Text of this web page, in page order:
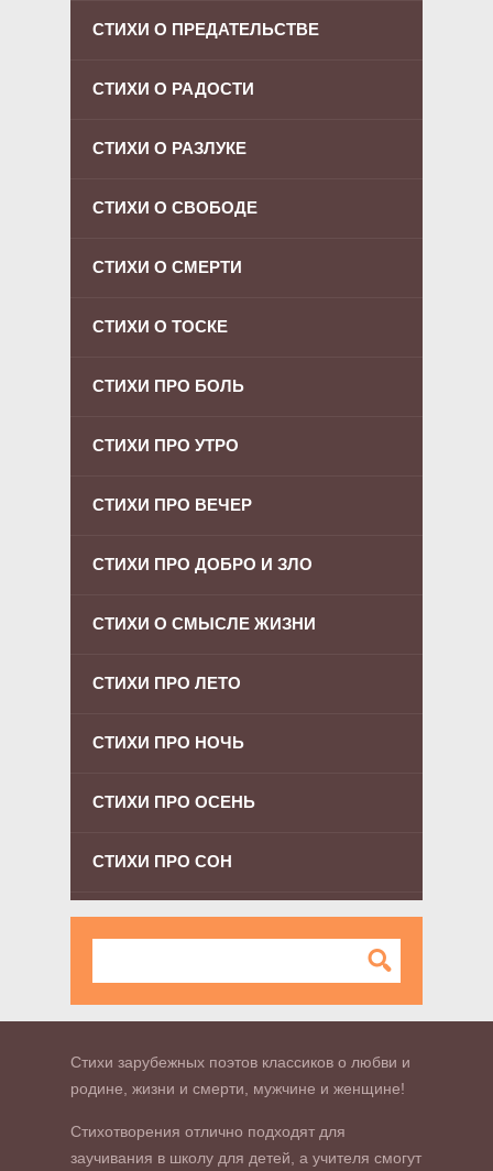
СТИХИ О ПРЕДАТЕЛЬСТВЕ
СТИХИ О РАДОСТИ
СТИХИ О РАЗЛУКЕ
СТИХИ О СВОБОДЕ
СТИХИ О СМЕРТИ
СТИХИ О ТОСКЕ
СТИХИ ПРО БОЛЬ
СТИХИ ПРО УТРО
СТИХИ ПРО ВЕЧЕР
СТИХИ ПРО ДОБРО И ЗЛО
СТИХИ О СМЫСЛЕ ЖИЗНИ
СТИХИ ПРО ЛЕТО
СТИХИ ПРО НОЧЬ
СТИХИ ПРО ОСЕНЬ
СТИХИ ПРО СОН
Стихи зарубежных поэтов классиков о любви и
родине, жизни и смерти, мужчине и женщине!
Стихотворения отлично подходят для
заучивания в школу для детей, а учителя смогут